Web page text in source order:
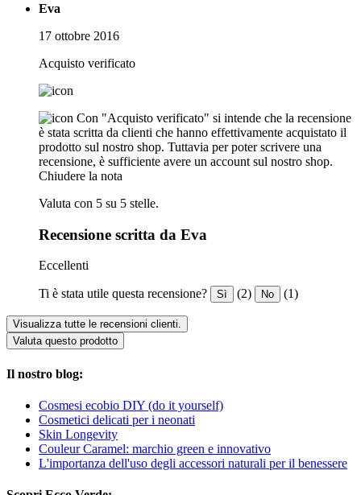
Eva
17 ottobre 2016
Acquisto verificato
Con "Acquisto verificato" si intende che la recensione
è stata scritta da clienti che hanno effettivamente acquistato il
prodotto sul nostro shop. Tuttavia per poter scrivere una
recensione, è sufficiente avere un account sul nostro shop.
Chiudere la nota
Valuta con 5 su 5 stelle.
Recensione scritta da Eva
Eccellenti
Ti è stata utile questa recensione? Sì (2) No (1)
Visualizza tutte le recensioni clienti.
Valuta questo prodotto
Il nostro blog:
Cosmesi ecobio DIY (do it yourself)
Cosmetici delicati per i neonati
Skin Longevity
Couleur Caramel: marchio green e innovativo
L'importanza dell'uso degli accessori naturali per il benessere